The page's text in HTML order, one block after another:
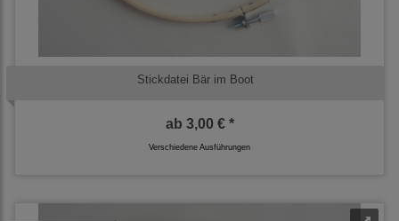
Stickdatei Bär im Boot
ab 3,00 € *
Verschiedene Ausführungen